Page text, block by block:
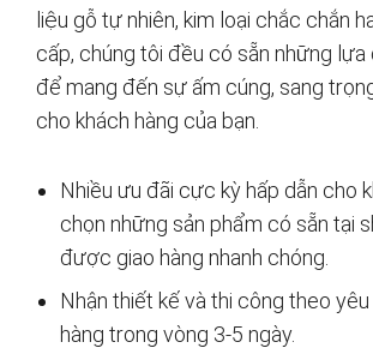
liệu gỗ tự nhiên, kim loại chắc chắn
cấp, chúng tôi đều có sẵn những lựa
để mang đến sự ấm cúng, sang
cho khách hàng của bạn.
Nhiều ưu đãi cực kỳ hấp dẫn cho
chọn những sản phẩm có sẵn tại
được giao hàng nhanh chóng.
Nhận thiết kế và thi công theo yêu
hàng trong vòng 3-5 ngày.